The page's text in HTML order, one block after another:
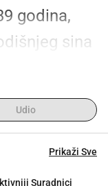
godina,
sina
Bacolod na
bolest
moje
Udio
Prikaži Sve
Suradnici